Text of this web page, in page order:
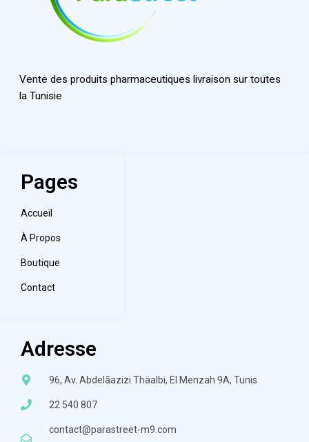
Vente des produits pharmaceutiques livraison sur toutes
la Tunisie
Pages
Accueil
À Propos
Boutique
Contact
Adresse
96, Av. Abdelãazizi Thäalbi, El Menzah 9A, Tunis
22 540 807
contact@parastreet-m9.com